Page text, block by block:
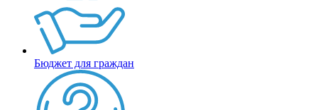
Бюджет для граждан